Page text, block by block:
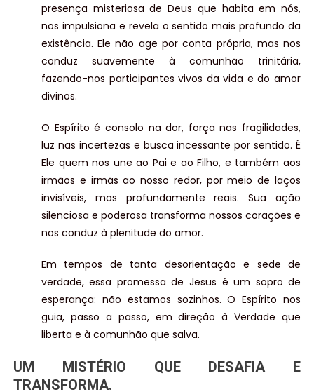
presença misteriosa de Deus que habita em nós,
nos impulsiona e revela o sentido mais profundo da
existência. Ele não age por conta própria, mas nos
conduz suavemente à comunhão trinitária,
fazendo-nos participantes vivos da vida e do amor
divinos.
O Espírito é consolo na dor, força nas fragilidades,
luz nas incertezas e busca incessante por sentido. É
Ele quem nos une ao Pai e ao Filho, e também aos
irmãos e irmãs ao nosso redor, por meio de laços
invisíveis, mas profundamente reais. Sua ação
silenciosa e poderosa transforma nossos corações e
nos conduz à plenitude do amor.
Em tempos de tanta desorientação e sede de
verdade, essa promessa de Jesus é um sopro de
esperança: não estamos sozinhos. O Espírito nos
guia, passo a passo, em direção à Verdade que
liberta e à comunhão que salva.
UM MISTÉRIO QUE DESAFIA E
TRANSFORMA.